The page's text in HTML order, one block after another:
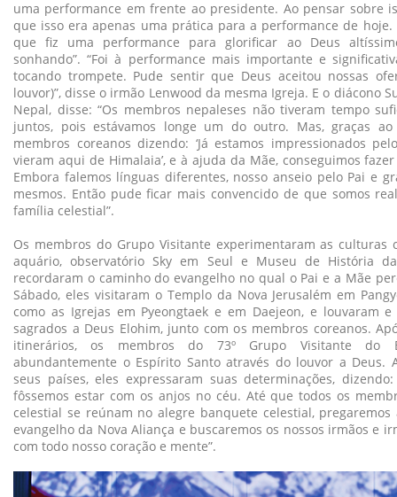
uma performance em frente ao presidente. Ao pensar sobre
que isso era apenas uma prática para a performance de hoje.
que fiz uma performance para glorificar ao Deus
sonhando”. “Foi à performance mais importante e
tocando trompete. Pude sentir que Deus aceitou nossas
louvor)”, disse o irmão Lenwood da mesma Igreja. E o diácono
Nepal, disse: “Os membros nepaleses não tiveram tempo
juntos, pois estávamos longe um do outro. Mas, graças ao
membros coreanos dizendo: ‘Já estamos impressionados
vieram aqui de Himalaia’, e à ajuda da Mãe, conseguimos
Embora falemos línguas diferentes, nosso anseio pelo Pai e
mesmos. Então pude ficar mais convencido de que somos
família celestial”.
Os membros do Grupo Visitante experimentaram as culturas
aquário, observatório Sky em Seul e Museu de História
recordaram o caminho do evangelho no qual o Pai e a Mãe
Sábado, eles visitaram o Templo da Nova Jerusalém em
como as Igrejas em Pyeongtaek e em Daejeon, e louvaram
sagrados a Deus Elohim, junto com os membros coreanos.
itinerários, os membros do 73º Grupo Visitante do
abundantemente o Espírito Santo através do louvor a Deus.
seus países, eles expressaram suas determinações,
fôssemos estar com os anjos no céu. Até que todos os
celestial se reúnam no alegre banquete celestial, pregaremos
evangelho da Nova Aliança e buscaremos os nossos irmãos e
com todo nosso coração e mente”.